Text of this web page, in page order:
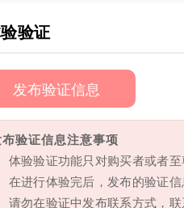
验证
发布验证信息
验证信息注意事项
体验验证功能只对购买者或者至
在进行体验完后，发布的验证
请勿在验证中发布联系方式，联